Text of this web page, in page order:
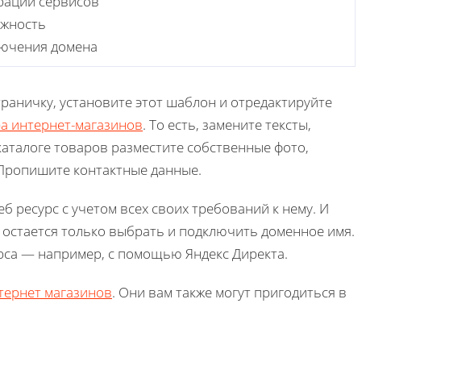
домена
установите этот шаблон и отредактируйте
интернет-магазинов. То есть, замените тексты,
товаров разместите собственные фото,
контактные данные.
с учетом всех своих требований к нему. И
только выбрать и подключить доменное имя.
— например, с помощью Яндекс Директа.
магазинов. Они вам также могут пригодиться в